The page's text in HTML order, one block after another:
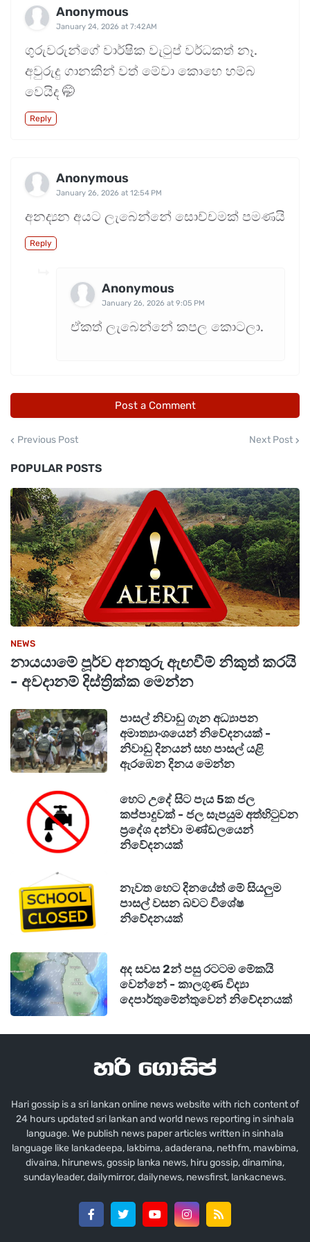
සේවා කොමිෂන් සභාව වැඩිදුරටත් දැනුම් දෙයි.
Anonymous
January 24, 2026 at 7:42 AM
ගුරුවරුන්ගේ වාර්ෂික වැටුප් වර්ධකත් නෑ.
අවුරුදු ගානකින් වත් මේවා කොහෙ හම්බ
වෙයිද 🤭
Reply
Anonymous
January 26, 2026 at 12:54 PM
අනද්‍යන අයට ලැබෙන්නේ සොච්චමක් පමණයි
Reply
Anonymous
January 26, 2026 at 9:05 PM
ඒකත් ලැබෙන්නේ කපල කොටලා.
Post a Comment
Previous Post Next Post
POPULAR POSTS
NEWS
නායයාමේ පූර්ව අනතුරු ඇඟවීම් නිකුත් කරයි
- අවදානම් දිස්ත්‍රික්ක මෙන්න
පාසල් නිවාඩු ගැන අධ්‍යාපන
අමාත්‍යාංශයෙන් නිවේදනයක් -
නිවාඩු දිනයන් සහ පාසල් යළි
ඇරඹෙන දිනය මෙන්න
හෙට උදේ සිට පැය 5ක ජල
කප්පාදුවක් - ජල සැපයුම අත්හිටුවන
ප්‍රදේශ දන්වා මණ්ඩලයෙන්
නිවේදනයක්
නැවත හෙට දිනයේත් මේ සියලුම
පාසල් වසන බවට විශේෂ
නිවේදනයක්
අද සවස 2න් පසු රටටම මේකයි
වෙන්නේ - කාලගුණ විද්‍යා
දෙපාර්තුමේන්තුවෙන් නිවේදනයක්
Hari gossip is a sri lankan online news website with rich content of
24 hours updated sri lankan and world news reporting in sinhala
language. We publish news paper articles written in sinhala
language like lankadeepa, lakbima, adaderana, nethfm, mawbima,
divaina, hirunews, gossip lanka news, hiru gossip, dinamina,
sundayleader, dailymirror, dailynews, newsfirst, lankacnews.